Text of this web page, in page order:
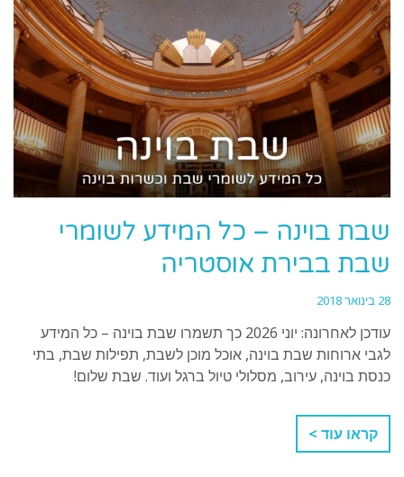
שבת בוינה – כל המידע לשומרי
שבת בבירת אוסטריה
28 בינואר 2018
עודכן לאחרונה: יוני 2026 כך תשמרו שבת בוינה – כל המידע
לגבי ארוחות שבת בוינה, אוכל מוכן לשבת, תפילות שבת, בתי
כנסת בוינה, עירוב, מסלולי טיול ברגל ועוד. שבת שלום!
קראו עוד >